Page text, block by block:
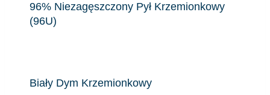
96% Niezagęszczony Pył Krzemionkowy
(96U)
Biały Dym Krzemionkowy